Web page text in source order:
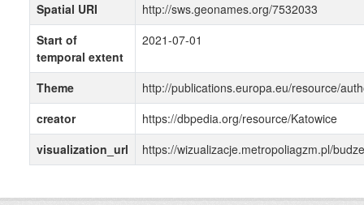
Spatial URI
http://sws.geonames.org/7532033
Start of
temporal extent
2021-07-01
Theme
http://publications.europa.eu/resource/
creator
https://dbpedia.org/resource/Katowice
visualization_url
https://wizualizacje.metropoliagzm.pl/